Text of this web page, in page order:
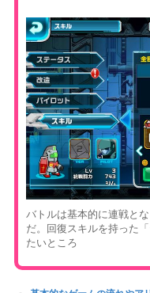
バトルは基本的に連戦と
だ。回復スキルを持った
たいところ